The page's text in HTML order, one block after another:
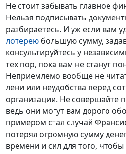
Не стоит забывать главное
Нельзя подписывать
разбираетесь. И уж если вам
лотерею большую сумму,
консультируйтесь у
тех пор, пока вам не станут
Неприемлемо вообще не
лени или неудобства перед
организации. Не совершайте
ведь они могут вам дорого
примером стал случай
потерял огромную сумму
времени и сил для того, чтобы